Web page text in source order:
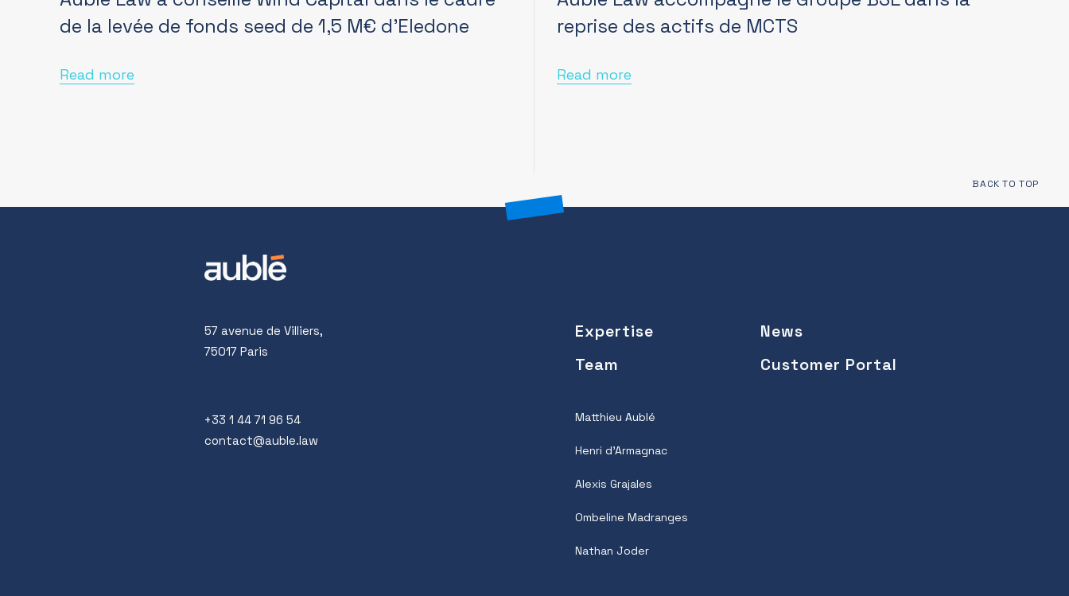
de la levée de fonds seed de 1,5 M€ d’Eledone
Read more
reprise des actifs de MCTS
Read more
BACK TO TOP
57 avenue de Villiers,
75017 Paris
+33 1 44 71 96 54
contact@auble.law
Expertise
News
Team
Customer Portal
Matthieu Aublé
Henri d’Armagnac
Alexis Grajales
Ombeline Madranges
Nathan Joder